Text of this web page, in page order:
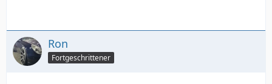
Ron
Fortgeschrittener